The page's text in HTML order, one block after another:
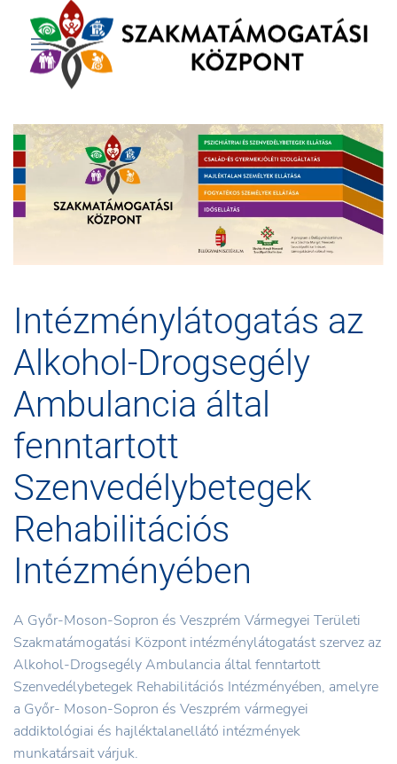
Intézménylátogatás az
Alkohol-Drogsegély
Ambulancia által
fenntartott
Szenvedélybetegek
Rehabilitációs
Intézményében
A Győr-Moson-Sopron és Veszprém Vármegyei Területi
Szakmatámogatási Központ intézménylátogatást szervez az
Alkohol-Drogsegély Ambulancia által fenntartott
Szenvedélybetegek Rehabilitációs Intézményében, amelyre
a Győr- Moson-Sopron és Veszprém vármegyei
addiktológiai és hajléktalanellátó intézmények
munkatársait várjuk.